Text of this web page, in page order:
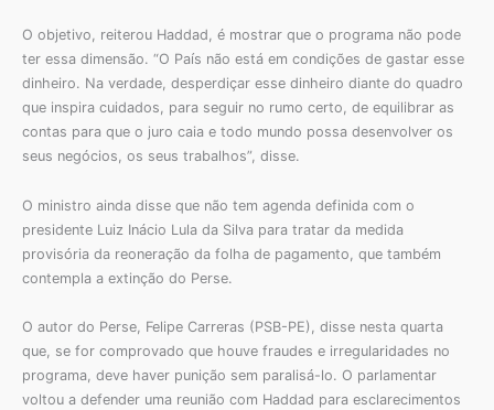
O objetivo, reiterou Haddad, é mostrar que o programa não pode
ter essa dimensão. “O País não está em condições de gastar esse
dinheiro. Na verdade, desperdiçar esse dinheiro diante do quadro
que inspira cuidados, para seguir no rumo certo, de equilibrar as
contas para que o juro caia e todo mundo possa desenvolver os
seus negócios, os seus trabalhos”, disse.
O ministro ainda disse que não tem agenda definida com o
presidente Luiz Inácio Lula da Silva para tratar da medida
provisória da reoneração da folha de pagamento, que também
contempla a extinção do Perse.
O autor do Perse, Felipe Carreras (PSB-PE), disse nesta quarta
que, se for comprovado que houve fraudes e irregularidades no
programa, deve haver punição sem paralisá-lo. O parlamentar
voltou a defender uma reunião com Haddad para esclarecimentos